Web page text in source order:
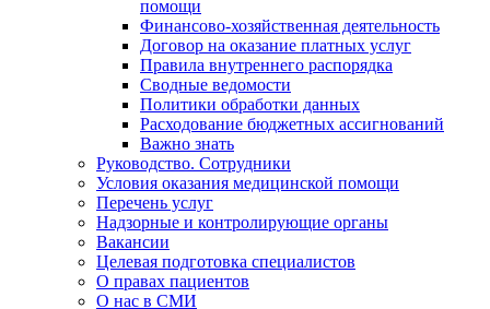
помощи
Финансово-хозяйственная деятельность
Договор на оказание платных услуг
Правила внутреннего распорядка
Сводные ведомости
Политики обработки данных
Расходование бюджетных ассигнований
Важно знать
Руководство. Сотрудники
Условия оказания медицинской помощи
Перечень услуг
Надзорные и контролирующие органы
Вакансии
Целевая подготовка специалистов
О правах пациентов
О нас в СМИ